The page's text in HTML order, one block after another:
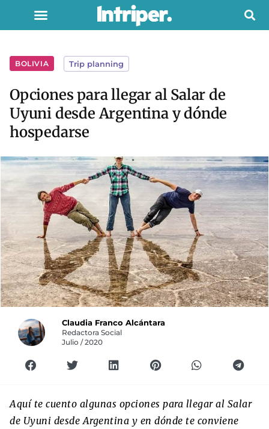
BOLIVIA Trip planning
Opciones para llegar al Salar de
Uyuni desde Argentina y dónde
hospedarse
Claudia Franco Alcántara
Redactora Social
Julio / 2020
Aquí te cuento algunas opciones para llegar al Salar
de Uyuni desde Argentina y en dónde te conviene